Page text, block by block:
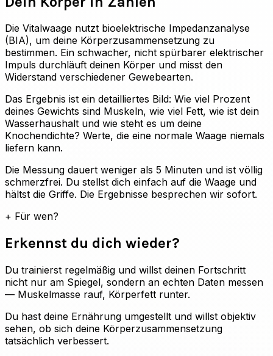
Die Vitalwaage nutzt bioelektrische Impedanzanalyse
(BIA), um deine Körperzusammensetzung zu
bestimmen. Ein schwacher, nicht spürbarer elektrischer
Impuls durchläuft deinen Körper und misst den
Widerstand verschiedener Gewebearten.
Das Ergebnis ist ein detailliertes Bild: Wie viel Prozent
deines Gewichts sind Muskeln, wie viel Fett, wie ist dein
Wasserhaushalt und wie steht es um deine
Knochendichte? Werte, die eine normale Waage niemals
liefern kann.
Die Messung dauert weniger als 5 Minuten und ist völlig
schmerzfrei. Du stellst dich einfach auf die Waage und
hältst die Griffe. Die Ergebnisse besprechen wir sofort.
+ Für wen?
Erkennst du dich wieder?
Du trainierst regelmäßig und willst deinen Fortschritt
nicht nur am Spiegel, sondern an echten Daten messen
— Muskelmasse rauf, Körperfett runter.
Du hast deine Ernährung umgestellt und willst objektiv
sehen, ob sich deine Körperzusammensetzung
tatsächlich verbessert.